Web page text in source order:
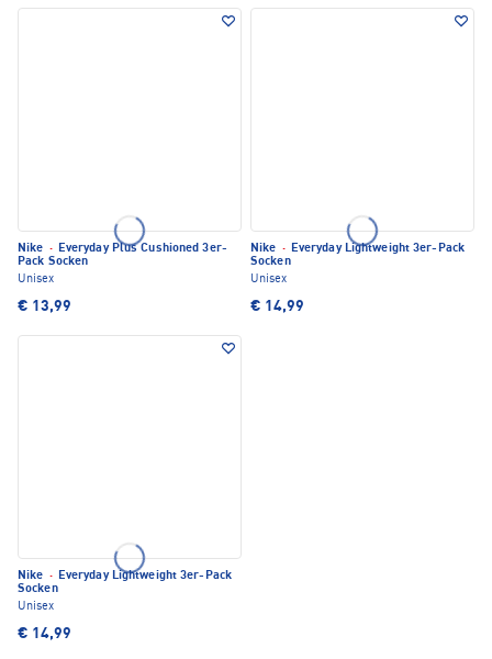
Nike · Everyday Plus Cushioned 3er-
Pack Socken
Unisex
€ 13,99
Nike · Everyday Lightweight 3er-Pack
Socken
Unisex
€ 14,99
Nike · Everyday Lightweight 3er-Pack
Socken
Unisex
€ 14,99